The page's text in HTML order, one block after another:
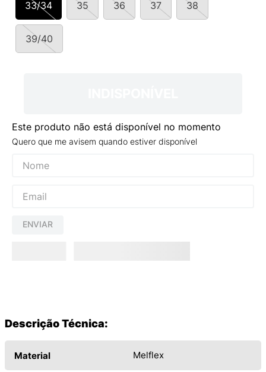
33/34 35 36 37 38
39/40
Este produto não está disponível no momento
Quero que me avisem quando estiver disponível
ENVIAR
Descrição Técnica:
Material Melflex
º
NEW 530
10º VEJA COUNTRY